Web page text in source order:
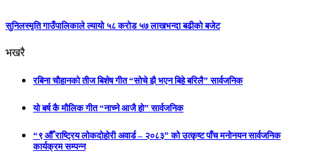
सुनिलस्मृति गाउँपालिकाले ल्यायो ५८ करोड ५७ लाखभन्दा बढीको बजेट
भखरै
रबिना चौहानको तीज बिशेष गीत “सोचे झै भएन बिहे बरिलै” सार्वजनिक
यो बर्ष कै मौलिक गीत “नाच्ने आजै हो” सार्वजनिक
“९ औँ राष्ट्रिय लोकदोहोरी अवार्ड – २०८३” को उत्कृष्ट पाँच मनोनयन सार्वजनिक
कार्यक्रम सम्पन्न